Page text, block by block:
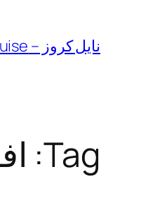
content
نايل كروز – all nile cruise
Tag: